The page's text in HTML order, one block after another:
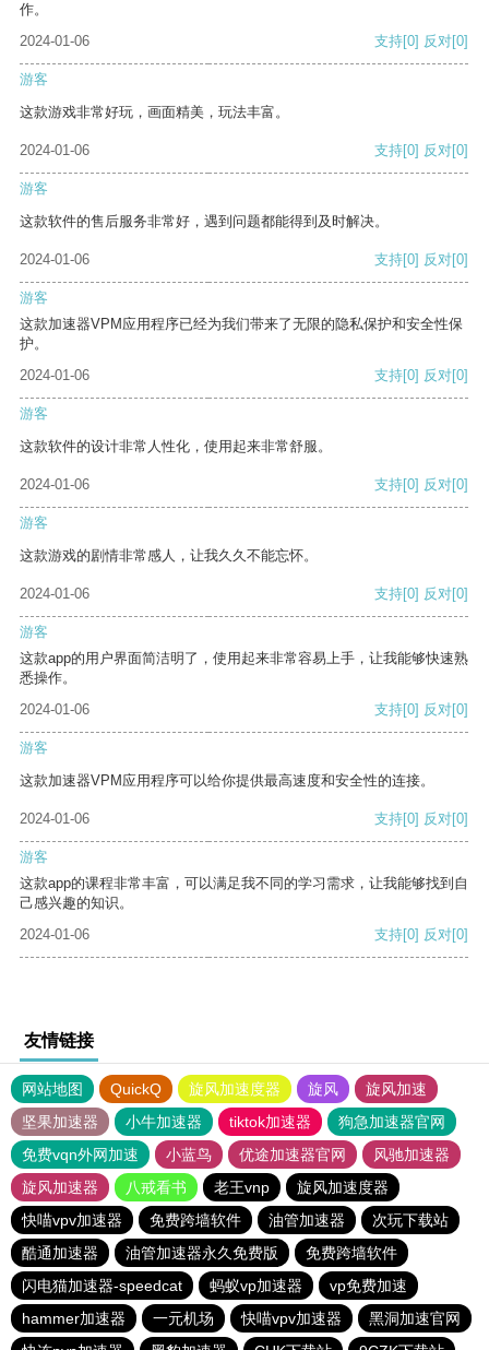
作。
2024-01-06
支持[0] 反对[0]
游客
这款游戏非常好玩，画面精美，玩法丰富。
2024-01-06 支持[0] 反对[0]
游客
这款软件的售后服务非常好，遇到问题都能得到及时解决。
2024-01-06 支持[0] 反对[0]
游客
这款加速器VPM应用程序已经为我们带来了无限的隐私保护和安全性保
护。
2024-01-06
支持[0] 反对[0]
游客
这款软件的设计非常人性化，使用起来非常舒服。
2024-01-06 支持[0] 反对[0]
游客
这款游戏的剧情非常感人，让我久久不能忘怀。
2024-01-06 支持[0] 反对[0]
游客
这款app的用户界面简洁明了，使用起来非常容易上手，让我能够快速熟
悉操作。
2024-01-06
支持[0] 反对[0]
游客
这款加速器VPM应用程序可以给你提供最高速度和安全性的连接。
2024-01-06 支持[0] 反对[0]
游客
这款app的课程非常丰富，可以满足我不同的学习需求，让我能够找到自
己感兴趣的知识。
2024-01-06
支持[0] 反对[0]
友情链接
网站地图 QuickQ 旋风加速度器 旋风
旋风加速
坚果加速器
小牛加速器 tiktok加速器
狗急加速器官网
免费vqn外网加速
小蓝鸟 优途加速器官网
风驰加速器
旋风加速器
八戒看书 老王vnp
旋风加速度器
快喵vpv加速器
免费跨墙软件 油管加速器
次玩下载站
酷通加速器
油管加速器永久免费版
免费跨墙软件
闪电猫加速器-speedcat
蚂蚁vp加速器
vp免费加速
hammer加速器
一元机场 快喵vpv加速器
黑洞加速官网